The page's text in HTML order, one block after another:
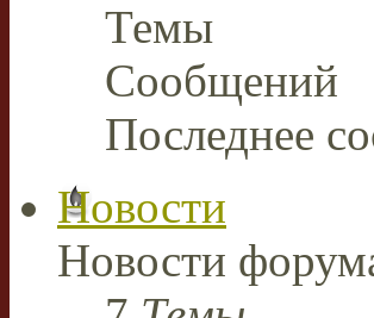
Темы
Сообщений
Последнее
Новости
Новости